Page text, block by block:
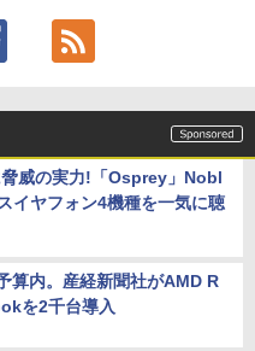
威の実力!「Osprey」Nobl
イヤフォン4機種を一気に聴
算内。産経新聞社がAMD R
を2千台導入